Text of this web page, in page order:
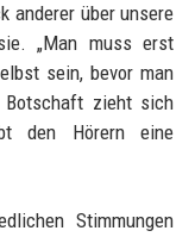
anderer über unsere
„Man muss erst
sein, bevor man
Botschaft zieht sich
den Hörern eine
Stimmungen